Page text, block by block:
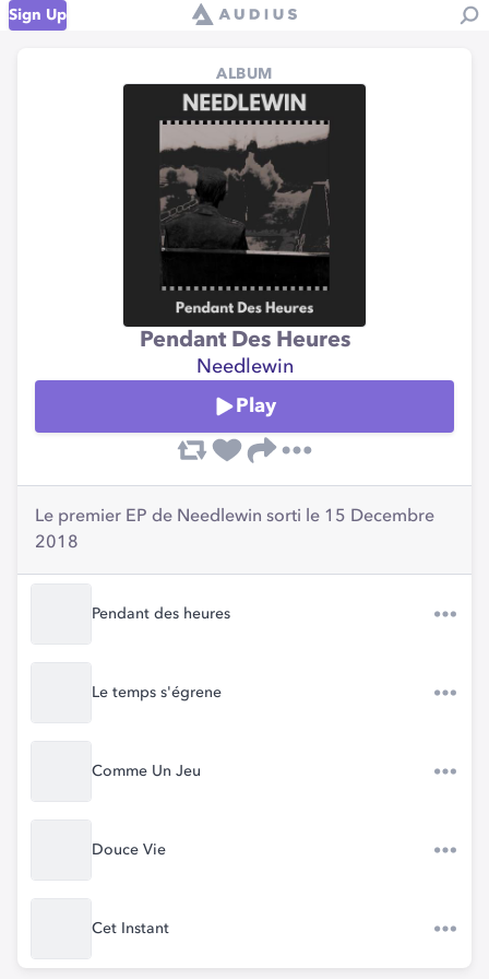
Sign Up
ALBUM
Pendant Des Heures
Needlewin
Play
Le premier EP de Needlewin sorti le 15 Decembre
2018
Pendant des heures
Le temps s'égrene
Comme Un Jeu
Douce Vie
Cet Instant